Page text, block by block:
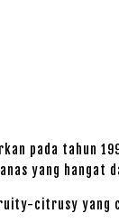
pada tahun
yang hangat
citrusy yang